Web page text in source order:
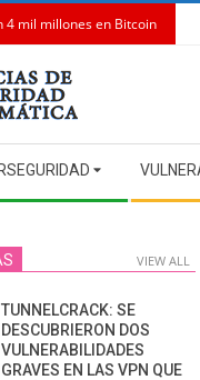
4 mil millones en Bitcoin
VIEW ALL
TUNNELCRACK: SE
DESCUBRIERON DOS
VULNERABILIDADES
GRAVES EN LAS VPN QUE